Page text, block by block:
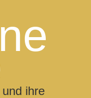
ihre